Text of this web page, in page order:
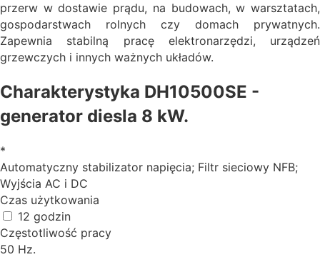
przerw w dostawie prądu, na budowach, w warsztatach,
gospodarstwach rolnych czy domach prywatnych.
Zapewnia stabilną pracę elektronarzędzi, urządzeń
grzewczych i innych ważnych układów.
Charakterystyka DH10500SE -
generator diesla 8 kW.
*
Automatyczny stabilizator napięcia; Filtr sieciowy NFB;
Wyjścia AC i DC
Czas użytkowania
12 godzin
Częstotliwość pracy
50 Hz.